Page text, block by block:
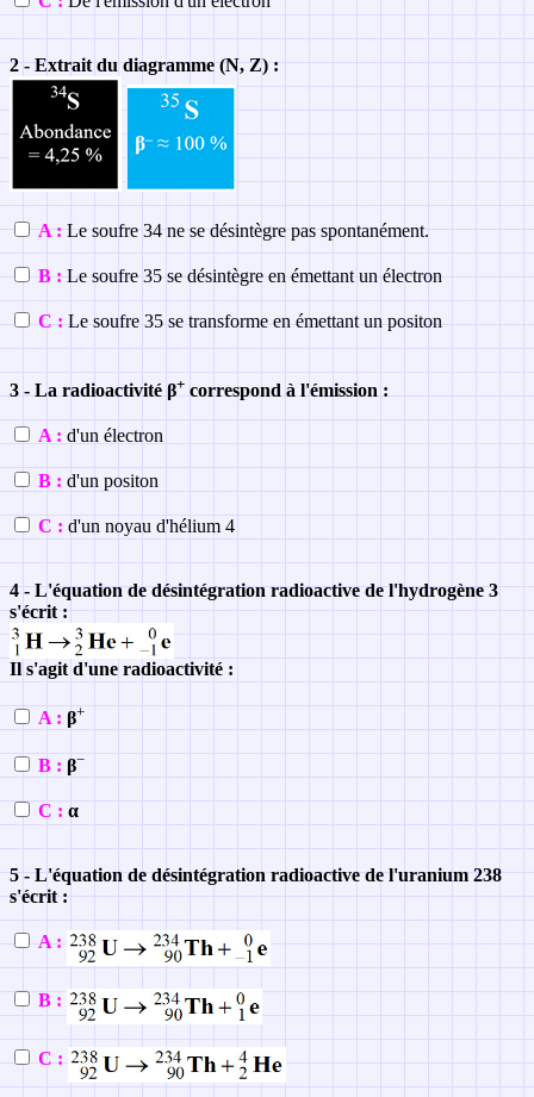
2 - Extrait du diagramme (N, Z) :
A : Le soufre 34 ne se désintègre pas spontanément.
B : Le soufre 35 se désintègre en émettant un électron
C : Le soufre 35 se transforme en émettant un positon
3 - La radioactivité β+ correspond à l'émission :
A : d'un électron
B : d'un positon
C : d'un noyau d'hélium 4
4 - L'équation de désintégration radioactive de l'hydrogène 3
s'écrit :
Il s'agit d'une radioactivité :
A : β+
B : β−
C : α
5 - L'équation de désintégration radioactive de l'uranium 238
s'écrit :
A :
B :
C :